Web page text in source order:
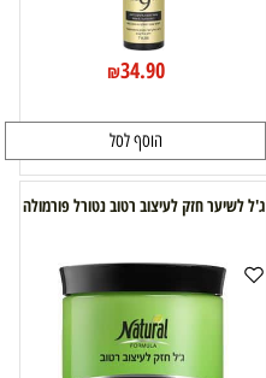
₪34.90
הוסף לסל
ג'ל לשיער חזק לעיצוב רטוב נטורל פורמולה